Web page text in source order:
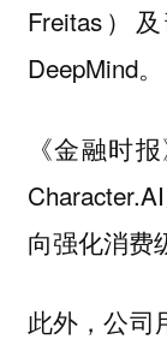
Freitas）
DeepMind。
《金融时
向强化消费
此外，公司